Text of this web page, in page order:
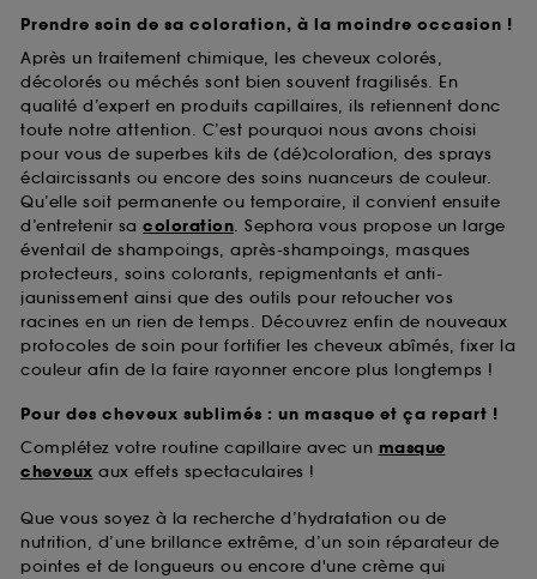
Prendre soin de sa coloration, à la moindre occasion !
Après un traitement chimique, les cheveux colorés,
décolorés ou méchés sont bien souvent fragilisés. En
qualité d’expert en produits capillaires, ils retiennent donc
toute notre attention. C’est pourquoi nous avons choisi
pour vous de superbes kits de (dé)coloration, des sprays
éclaircissants ou encore des soins nuanceurs de couleur.
Qu’elle soit permanente ou temporaire, il convient ensuite
d’entretenir sa coloration. Sephora vous propose un large
éventail de shampoings, après-shampoings, masques
protecteurs, soins colorants, repigmentants et anti-
jaunissement ainsi que des outils pour retoucher vos
racines en un rien de temps. Découvrez enfin de nouveaux
protocoles de soin pour fortifier les cheveux abîmés, fixer la
couleur afin de la faire rayonner encore plus longtemps !
Pour des cheveux sublimés : un masque et ça repart !
Complétez votre routine capillaire avec un masque
cheveux aux effets spectaculaires !
Que vous soyez à la recherche d’hydratation ou de
nutrition, d’une brillance extrême, d’un soin réparateur de
pointes et de longueurs ou encore d'une crème qui